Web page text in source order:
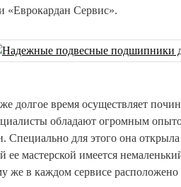
«Еврокардан Сервис».
долгое время осуществляет
обладают огромным
Специально для этого она
мастерской имеется
же в каждом сервисе